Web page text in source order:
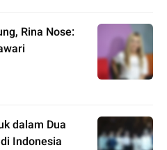
Rina Nose:
dalam Dua
Indonesia